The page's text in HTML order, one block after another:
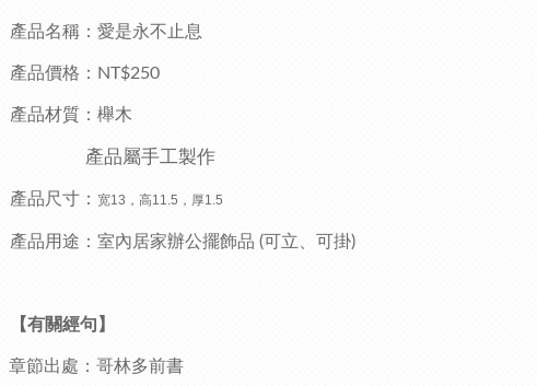
產品名稱：愛是永不止息
產品價格： NT$250
產品材質：櫸木
產品屬手工製作
產品尺寸： 宽13，高11.5，厚1.5
產品用途：室內居家辦公擺飾品(可立、可掛)
【有關經句】
章節出處：哥林多前書